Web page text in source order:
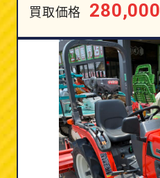
買取価格 280,000